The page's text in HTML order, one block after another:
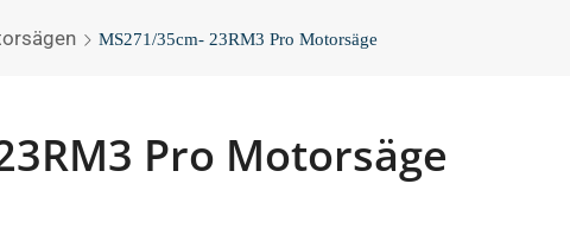
MS271/35cm- 23RM3 Pro Motorsäge
Pro Motorsäge